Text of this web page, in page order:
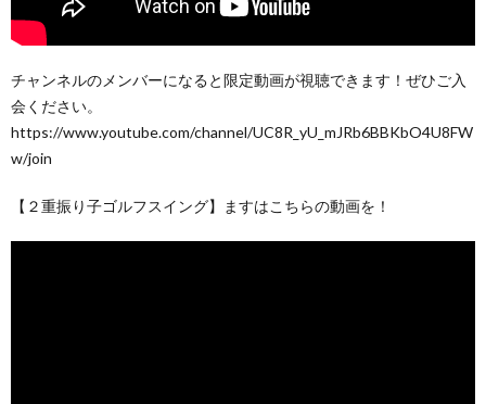
チャンネルのメンバーになると限定動画が視聴できます！ぜひご入
会ください。
https://www.youtube.com/channel/UC8R_yU_mJRb6BBKbO4U8FW
w/join
【２重振り子ゴルフスイング】ますはこちらの動画を！